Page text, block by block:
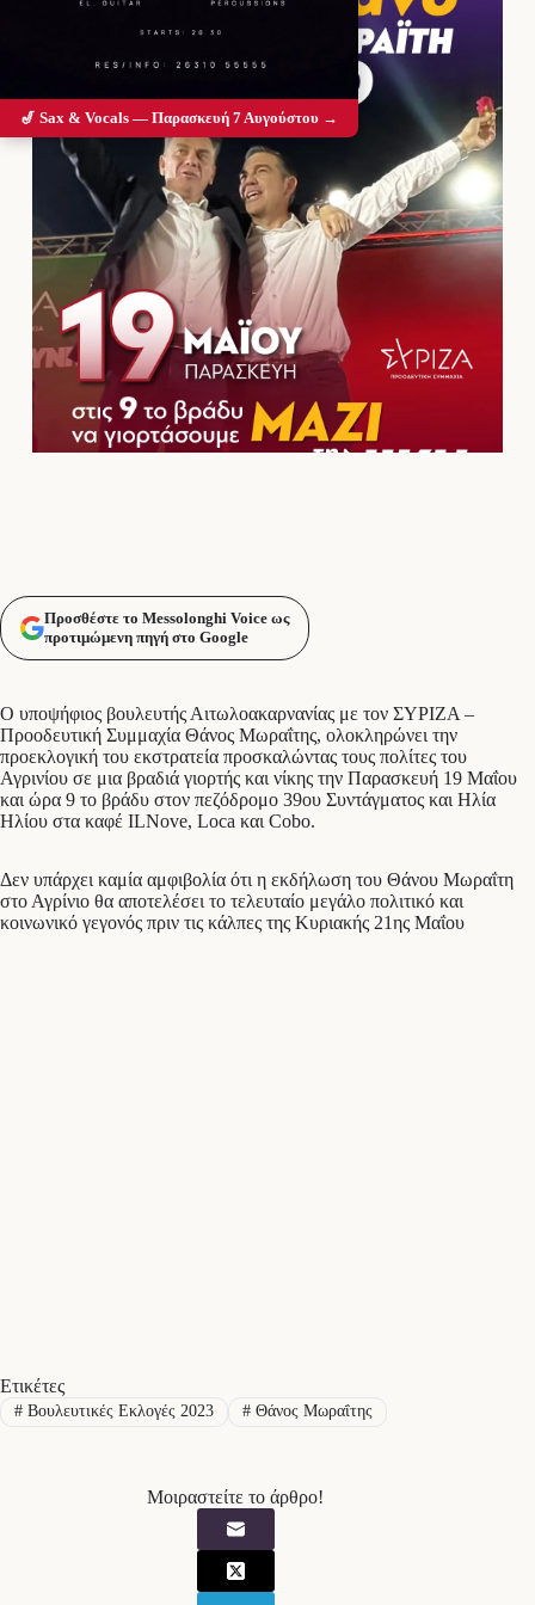
Προσθέστε το Messolonghi Voice ως
προτιμώμενη πηγή στο Google
Ο υποψήφιος βουλευτής Αιτωλοακαρνανίας με τον ΣΥΡΙΖΑ –
Προοδευτική Συμμαχία Θάνος Μωραΐτης, ολοκληρώνει την
προεκλογική του εκστρατεία προσκαλώντας τους πολίτες του
Αγρινίου σε μια βραδιά γιορτής και νίκης την Παρασκευή 19 Μαΐου
και ώρα 9 το βράδυ στον πεζόδρομο 39ου Συντάγματος και Ηλία
Ηλίου στα καφέ ILΝove, Loca και Cobo.
Δεν υπάρχει καμία αμφιβολία ότι η εκδήλωση του Θάνου Μωραΐτη
στο Αγρίνιο θα αποτελέσει το τελευταίο μεγάλο πολιτικό και
κοινωνικό γεγονός πριν τις κάλπες της Κυριακής 21ης Μαΐου
Ετικέτες
#Βουλευτικές Εκλογές 2023 #Θάνος Μωραΐτης
Μοιραστείτε το άρθρο!
🎷 Sax & Vocals — Παρασκευή 7 Αυγούστου →